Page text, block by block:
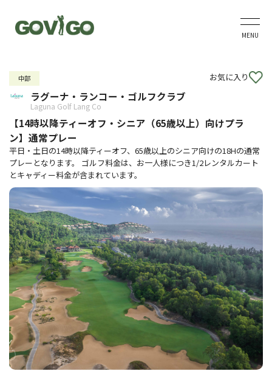
MENU
中部 お気に入り
ラグーナ・ランコー・ゴルフクラブ
Laguna Golf Lang Co
【14時以降ティーオフ・シニア（65歳以上）向けプラ
ン】通常プレー
平日・土日の14時以降ティーオフ、65歳以上のシニア向けの18Hの通常
プレーとなります。 ゴルフ料金は、お一人様につき1/2レンタルカート
とキャディー料金が含まれています。